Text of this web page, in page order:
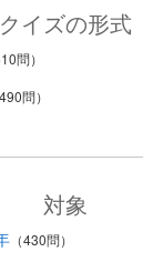
クイズの形式
問）
問）
対象
（430問）